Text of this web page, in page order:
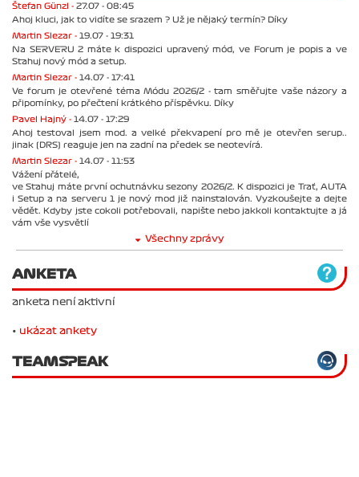
Štefan Günzl - 27.07 - 08:45
Ahoj kluci, jak to vidíte se srazem ? Už je nějaký termín? Díky
Martin Slezar - 19.07 - 19:31
Na SERVERU 2 máte k dispozici upravený mód, ve Forum je popis a ve
Stahuj nový mód a setup.
Martin Slezar - 14.07 - 17:41
Ve forum je otevřené téma Módu 2026/2 - tam směřujte vaše názory a
připomínky, po přečtení krátkého příspěvku. Díky
Pavel Hajný - 14.07 - 17:29
Ahoj testoval jsem mod. a velké překvapení pro mě je otevřen serup..
jinak (DRS) reaguje jen na zadní na předek se neotevírá.
Martin Slezar - 14.07 - 11:53
Vážení přátelé,
ve Stahuj máte první ochutnávku sezony 2026/2. K dispozici je Trať, AUTA
i Setup a na serveru 1 je nový mod již nainstalován. Vyzkoušejte a dejte
vědět. Kdyby jste cokoli potřebovali, napište nebo jakkoli kontaktujte a já
vám vše vysvětlí
Všechny zprávy
ANKETA
anketa není aktivní
• ukázat ankety
TEAMSPEAK